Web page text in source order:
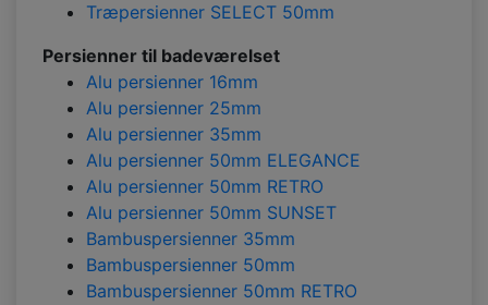
Træpersienner SELECT 50mm
Persienner til badeværelset
Alu persienner 16mm
Alu persienner 25mm
Alu persienner 35mm
Alu persienner 50mm ELEGANCE
Alu persienner 50mm RETRO
Alu persienner 50mm SUNSET
Bambuspersienner 35mm
Bambuspersienner 50mm
Bambuspersienner 50mm RETRO